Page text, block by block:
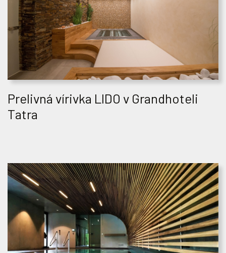
Prelivná vírivka LIDO v Grandhoteli
Tatra